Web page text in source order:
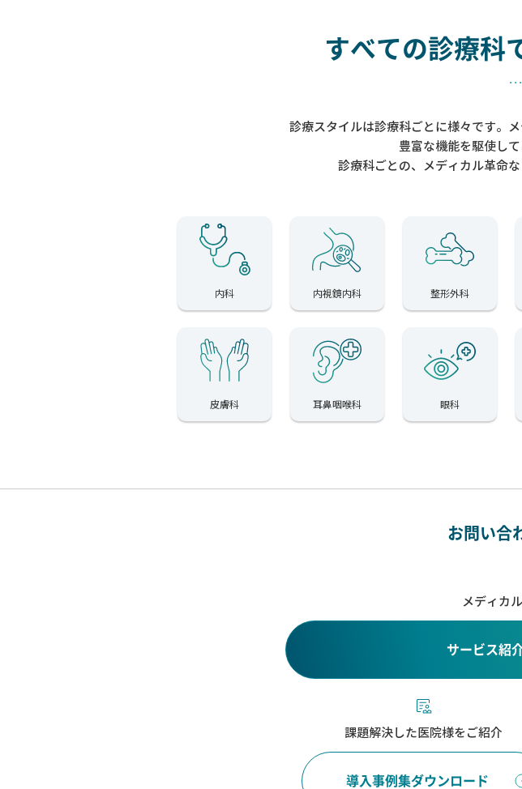
すべての診療科
診療スタイルは診療科ごとに様々です。
豊富な機能を駆使し
診療科ごとの、メディカル革命
内科 内視鏡内科 整形外科
皮膚科 耳鼻咽喉科 眼科
お問い合
メディカ
サービス紹
課題解決した医院様をご紹介
導入事例集ダウンロード